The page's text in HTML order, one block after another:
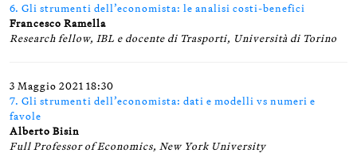
6. Gli strumenti dell’economista: le analisi costi-benefici
Francesco Ramella
Research fellow, IBL e docente di Trasporti, Università di Torino
3 Maggio 2021 18:30
7. Gli strumenti dell’economista: dati e modelli vs numeri e
favole
Alberto Bisin
Full Professor of Economics, New York University